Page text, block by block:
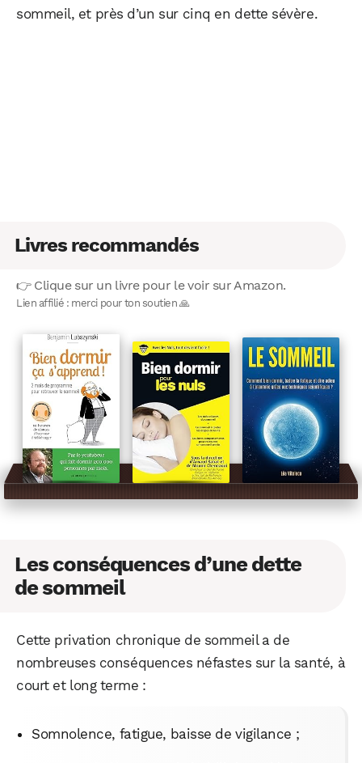
sommeil, et près d’un sur cinq en dette sévère.
Livres recommandés
👉 Clique sur un livre pour le voir sur Amazon.
Lien affilié : merci pour ton soutien 🙏
Les conséquences d’une dette
de sommeil
Cette privation chronique de sommeil a de
nombreuses conséquences néfastes sur la santé, à
court et long terme :
Somnolence, fatigue, baisse de vigilance ;